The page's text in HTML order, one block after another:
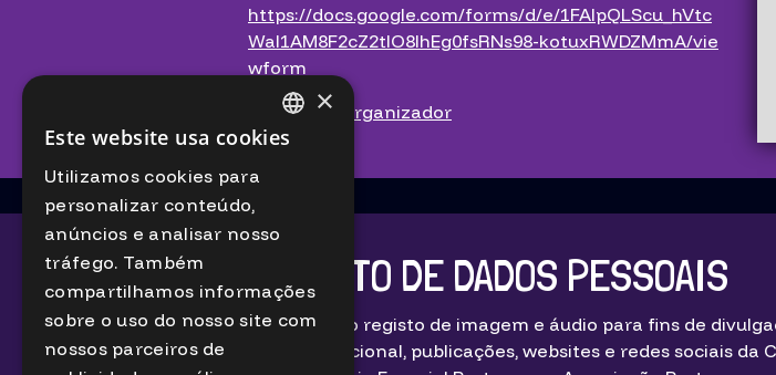
https://docs.google.com/forms/d/e/1FAIpQLScu_hVtc
Wal1AM8F2cZ2tIO8IhEg0fsRNs98-kotuxRWDZMmA/vie
wform
Contactar organizador
TRATAMENTO DE DADOS PESSOAIS
Iremos proceder ao registo de imagem e áudio para fins de
educativo e institucional, publicações, websites e redes sociais da
PORTUGUESE
ENGLISH
×
Este website usa cookies
Utilizamos cookies para
personalizar conteúdo,
anúncios e analisar nosso
tráfego. Também
compartilhamos informações
sobre o uso do nosso site com
nossos parceiros de